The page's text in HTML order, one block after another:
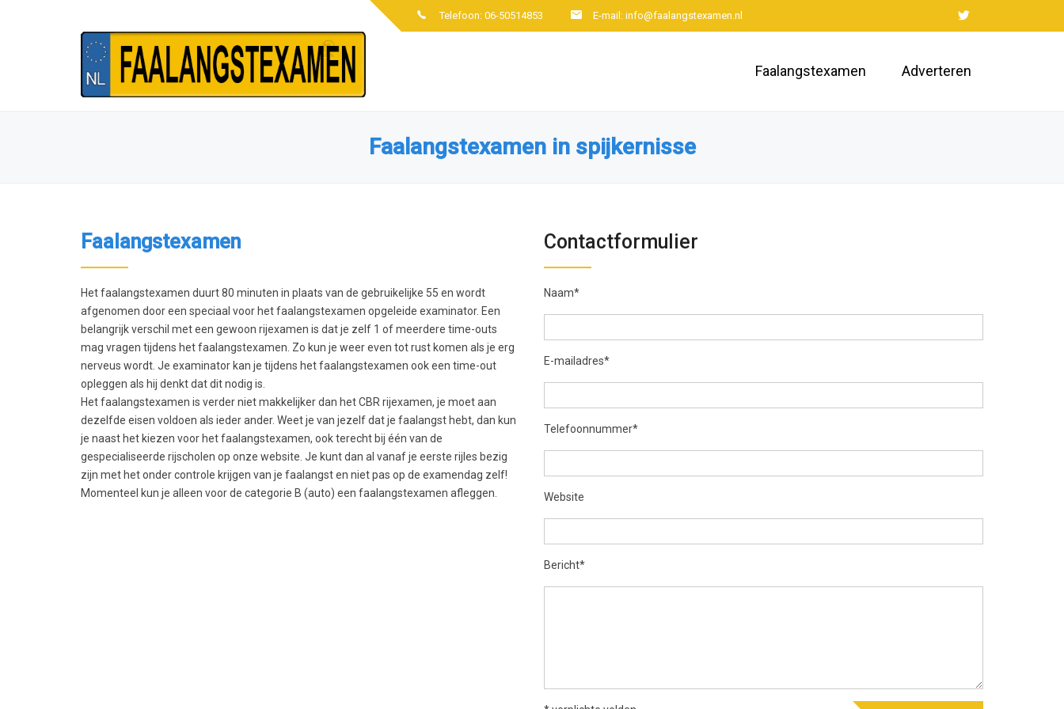
Telefoon: 06-50514853 E-mail: info@faalangstexamen.nl
Faalangstexamen Adverteren
Faalangstexamen in spijkernisse
Faalangstexamen
Het faalangstexamen duurt 80 minuten in plaats van de gebruikelijke 55 en wordt
afgenomen door een speciaal voor het faalangstexamen opgeleide examinator. Een
belangrijk verschil met een gewoon rijexamen is dat je zelf 1 of meerdere time-outs
mag vragen tijdens het faalangstexamen. Zo kun je weer even tot rust komen als je erg
nerveus wordt. Je examinator kan je tijdens het faalangstexamen ook een time-out
opleggen als hij denkt dat dit nodig is.
Het faalangstexamen is verder niet makkelijker dan het CBR rijexamen, je moet aan
dezelfde eisen voldoen als ieder ander. Weet je van jezelf dat je faalangst hebt, dan kun
je naast het kiezen voor het faalangstexamen, ook terecht bij één van de
gespecialiseerde rijscholen op onze website. Je kunt dan al vanaf je eerste rijles bezig
zijn met het onder controle krijgen van je faalangst en niet pas op de examendag zelf!
Momenteel kun je alleen voor de categorie B (auto) een faalangstexamen afleggen.
Contactformulier
Naam*
E-mailadres*
Telefoonnummer*
Website
Bericht*